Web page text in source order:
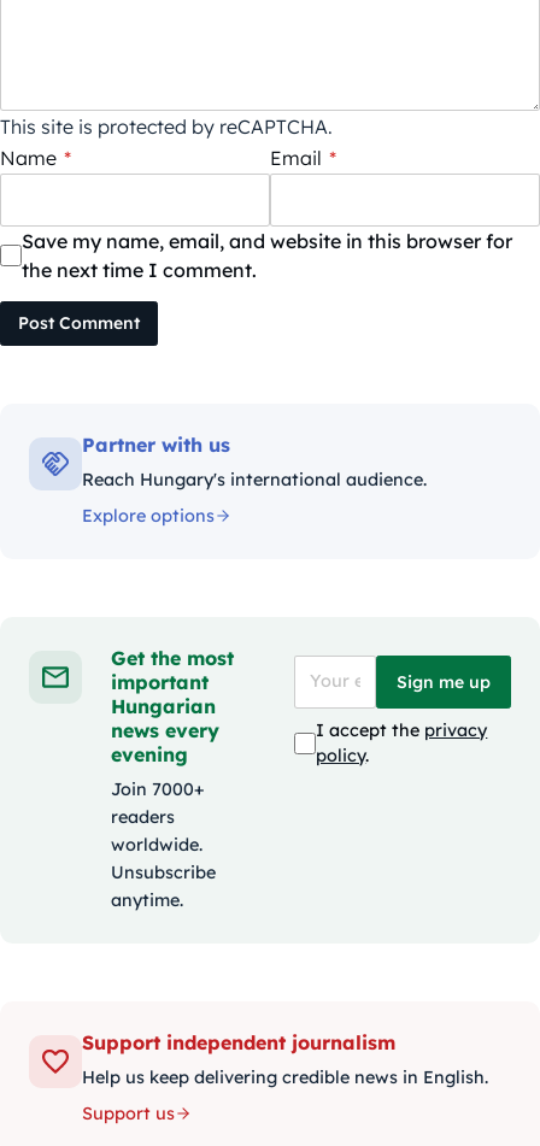
This site is protected by reCAPTCHA.
Name * Email *
Save my name, email, and website in this browser for
the next time I comment.
Post Comment
Partner with us
Reach Hungary's international audience.
Explore options
Get the most
important
Hungarian
news every
evening
Join 7000+
readers
worldwide.
Unsubscribe
anytime.
Sign me up
I accept the privacy
policy.
Support independent journalism
Help us keep delivering credible news in English.
Support us